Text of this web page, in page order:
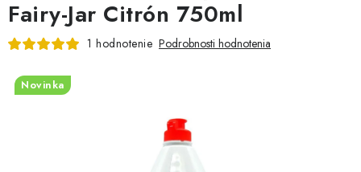
🌷DEO DUE®️🩷🇮🇹
Fairy-Jar Citrón 750ml
1 hodnotenie Podrobnosti hodnotenia
Novinka